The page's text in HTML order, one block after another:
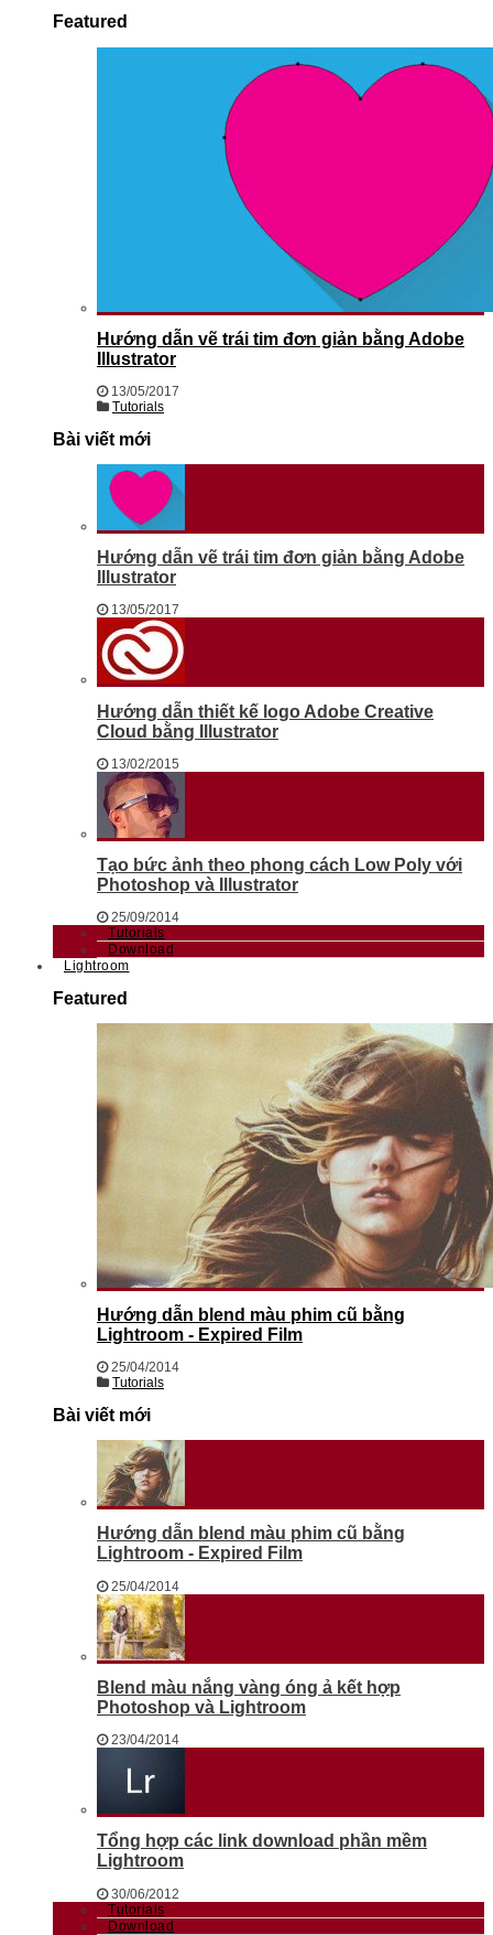
Featured
Hướng dẫn vẽ trái tim đơn giản bằng Adobe
Illustrator
13/05/2017
Tutorials
Bài viết mới
Hướng dẫn vẽ trái tim đơn giản bằng Adobe
Illustrator
13/05/2017
Hướng dẫn thiết kế logo Adobe Creative
Cloud bằng Illustrator
13/02/2015
Tạo bức ảnh theo phong cách Low Poly với
Photoshop và Illustrator
25/09/2014
Tutorials
Download
Lightroom
Featured
Hướng dẫn blend màu phim cũ bằng
Lightroom - Expired Film
25/04/2014
Tutorials
Bài viết mới
Hướng dẫn blend màu phim cũ bằng
Lightroom - Expired Film
25/04/2014
Blend màu nắng vàng óng ả kết hợp
Photoshop và Lightroom
23/04/2014
Tổng hợp các link download phần mềm
Lightroom
30/06/2012
Tutorials
Download